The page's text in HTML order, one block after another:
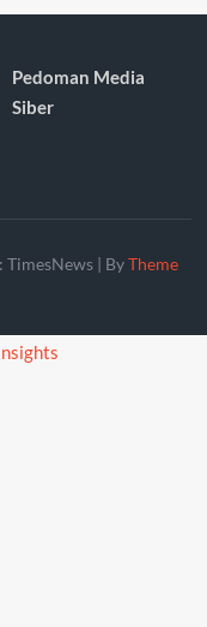
Pedoman Media
Siber
TimesNews | ByTheme